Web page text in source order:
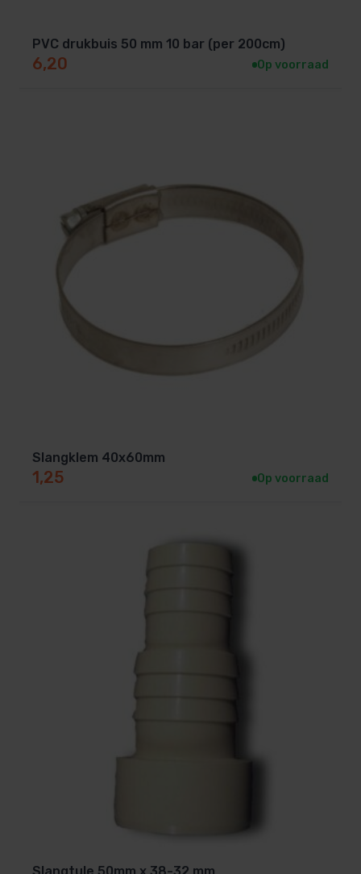
PVC drukbuis 50 mm 10 bar (per 200cm)
6,20 Op voorraad
Slangklem 40x60mm
1,25 Op voorraad